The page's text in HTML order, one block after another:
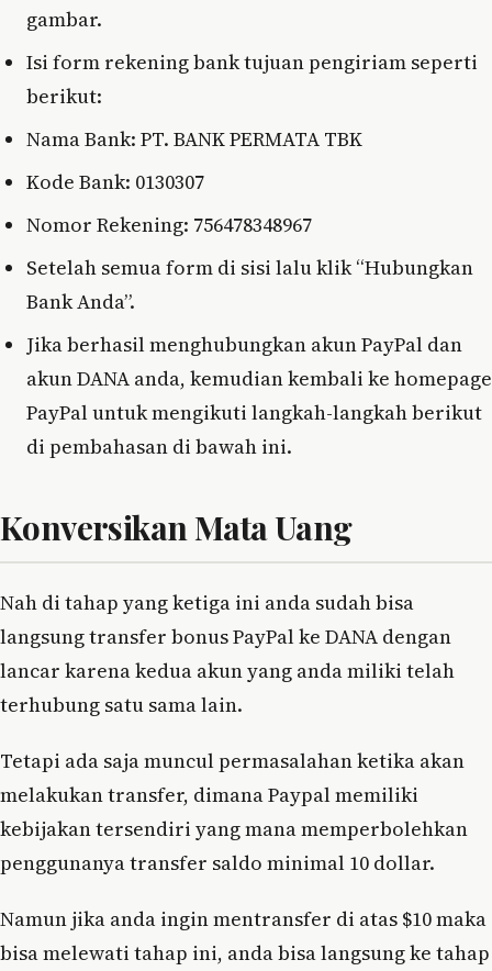
gambar.
Isi form rekening bank tujuan pengiriam seperti
berikut:
Nama Bank: PT. BANK PERMATA TBK
Kode Bank: 0130307
Nomor Rekening: 756478348967
Setelah semua form di sisi lalu klik “Hubungkan
Bank Anda”.
Jika berhasil menghubungkan akun PayPal dan
akun DANA anda, kemudian kembali ke homepage
PayPal untuk mengikuti langkah-langkah berikut
di pembahasan di bawah ini.
Konversikan Mata Uang
Nah di tahap yang ketiga ini anda sudah bisa
langsung transfer bonus PayPal ke DANA dengan
lancar karena kedua akun yang anda miliki telah
terhubung satu sama lain.
Tetapi ada saja muncul permasalahan ketika akan
melakukan transfer, dimana Paypal memiliki
kebijakan tersendiri yang mana memperbolehkan
penggunanya transfer saldo minimal 10 dollar.
Namun jika anda ingin mentransfer di atas $10 maka
bisa melewati tahap ini, anda bisa langsung ke tahap